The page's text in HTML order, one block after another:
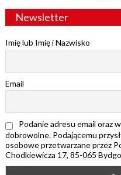
Newsletter
Imię lub Imię i Nazwisko
Email
Podanie adresu email oraz
dobrowolne. Podającemu
osobowe przetwarzane przez
Chodkiewicza 17, 85-065